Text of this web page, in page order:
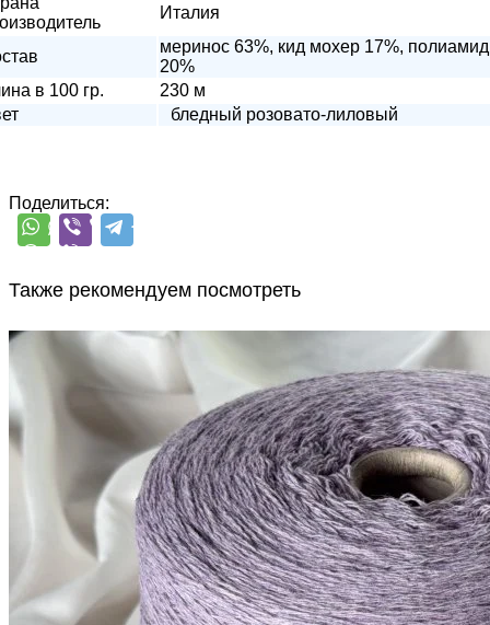
Италия
меринос 63%, кид мохер 17%, полиамид
20%
в 100 гр.
230 м
бледный розовато-лиловый
Поделиться:
Также рекомендуем посмотреть
В наличии 8110
G&G Filati
Millefili
кашемир 30%, меринос экстрафайн
суперджилонг 70%
750 м/100 гсветло-лавандовый
1 050₽
за 100 г
Купить